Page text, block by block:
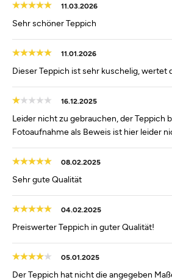
11.03.2026
Sehr schöner Teppich
11.01.2026
Dieser Teppich ist sehr kuschelig, wertet
16.12.2025
Leider nicht zu gebrauchen, der
Fotoaufnahme als Beweis ist hier leider
08.02.2025
Sehr gute Qualität
04.02.2025
Preiswerter Teppich in guter Qualität!
05.01.2025
Der Teppich hat nicht die angegeben